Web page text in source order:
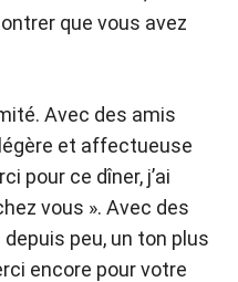
que vous avez
Avec des amis
et affectueuse
pour ce dîner, j’ai
vous ». Avec des
peu, un ton plus
encore pour votre